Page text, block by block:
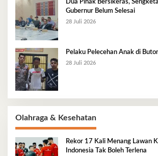
Dua Pihak Bersikeras,
Gubernur Belum Selesai
28 Juli 2026
Pelaku Pelecehan Anak di
28 Juli 2026
Olahraga & Kesehatan
Rekor 17 Kali Menang Lawan
Indonesia Tak Boleh Terlena